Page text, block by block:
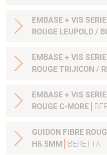
EMBASE + VIS SERIE 92 / M9
ROUGE LEUPOLD /
EMBASE + VIS
ROUGE TRIJICON /
EMBASE + VIS
ROUGE C-MORE
GUIDON FIBRE
H6.5MM
BERETTA